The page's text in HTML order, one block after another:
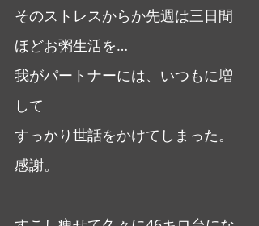
そのストレスからか先週は三日間
ほどお粥生活を…
我がパートナーには、いつもに増
して
すっかり世話をかけてしまった。
感謝。